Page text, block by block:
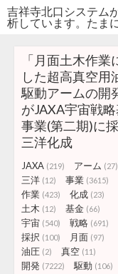
吉祥寺北口システム
析しています。たま
「月面土木作業
した超高真空用
駆動アームの開
がJAXA宇宙戦
事業(第二期)に
三洋化成
JAXA (219) アーム (27)
三洋 (12) 事業 (3615)
作業 (423) 化成 (23)
土木 (12) 基金 (66)
宇宙 (540) 戦略 (691)
採択 (100) 月面 (97)
油圧 (2) 真空 (11)
開発 (7222) 駆動 (106)